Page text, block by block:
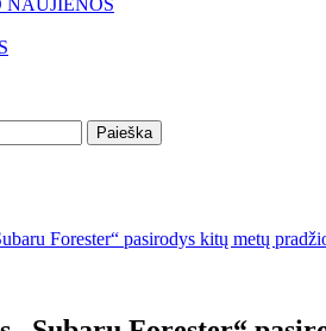
NAUJIENOS
Forester“ pasirodys kitų metų